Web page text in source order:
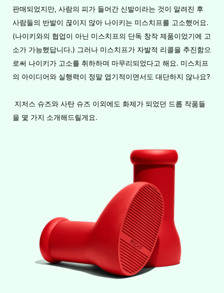
판매되었지만, 사람의 피가 들어간 신발이라는 것이 알려진 후
사람들의 반발이 끊이지 않아 나이키는 미스치프를 고소했어요.
(나이키와의 협업이 아닌 미스치프의 단독 창작 제품이었기에 고
소가 가능했답니다.) 그러나 미스치프가 자발적 리콜을 추진함으
로써 나이키가 고소를 취하하며 마무리되었다고 해요. 미스치프
의 아이디어와 실행력이 정말 엽기적이면서도 대단하지 않나요?
지저스 슈즈와 사탄 슈즈 이외에도 화제가 되었던 드롭 작품들
을 몇 가지 소개해드릴게요.